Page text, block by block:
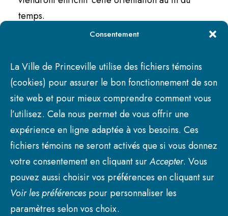
Consentement
La Ville de Princeville utilise des fichiers témoins
(cookies) pour assurer le bon fonctionnement de son
site web et pour mieux comprendre comment vous
l’utilisez. Cela nous permet de vous offrir une
expérience en ligne adaptée à vos besoins. Ces
fichiers témoins ne seront activés que si vous donnez
votre consentement en cliquant surAccepter. Vous
pouvez aussi choisir vos préférences en cliquant sur
Voir les préférences pour personnaliser les
paramètres selon vos choix.
temps.
La Planification stratégique 2025-2030